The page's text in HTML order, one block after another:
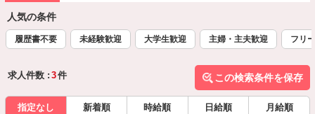
人気の条件
履歴書不要 未経験歓迎 大学生歓迎 主婦・主夫歓迎 フリ
求人件数 : 3件 この検索条件を保存
指定なし 新着順 時給順 日給順 月給順